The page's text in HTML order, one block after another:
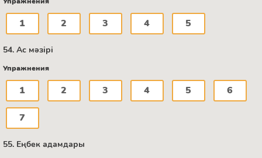
1 2 3 4 5
54. Ас мәзірі
Упражнения
1 2 3 4 5 6
7
55. Еңбек адамдары